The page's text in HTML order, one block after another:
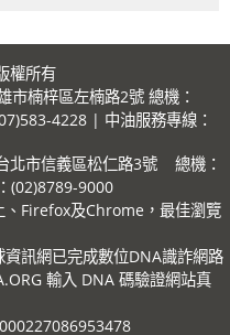
權所有
市楠梓區左楠路2號 總機：
4228 | 中油服務專線：
北市信義區松仁路3號 總機：
(02)8789-9000
、Firefox及Chrome，最佳瀏覽
訊網已完成數位DNA識詐網路
輸入 DNA 碼驗證網站真